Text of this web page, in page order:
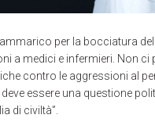
per la bocciatura
a medici e infermieri. Non
contro le aggressioni al
essere una questione
di civiltà”.